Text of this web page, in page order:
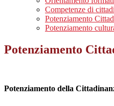
Competenze di
Potenziamento
Potenziamento
Potenziamento
Potenziamento della